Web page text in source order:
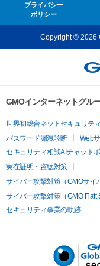
プライバシー
ポリシー
Copyright © 2026
GMOインターネットグル
世界初総合ネットセキュリテ
パスワード漏洩診断
Web
セキュリティ相談AIチャット
実在証明・盗聴対策
サイバー攻撃対策（GMOサイ
サイバー攻撃対策（GMO Flatt
セキュリティ事業の軌跡